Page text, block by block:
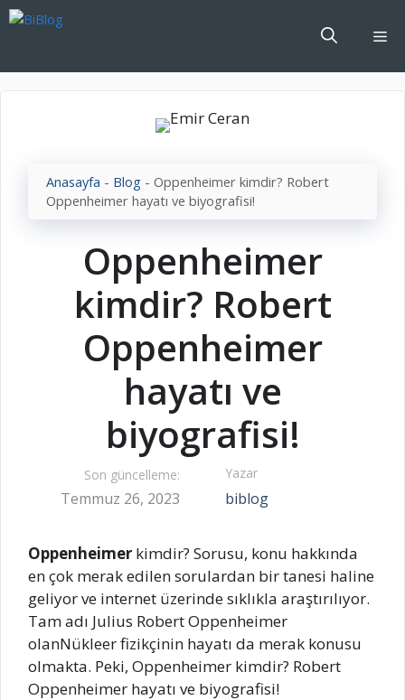
İçeriğe
Anasayfa - Blog - Oppenheimer kimdir? Robert
Oppenheimer hayatı ve biyografisi!
Oppenheimer
kimdir? Robert
Oppenheimer
hayatı ve
biyografisi!
Son güncelleme:
Temmuz 26, 2023
Yazar
biblog
Oppenheimer kimdir? Sorusu, konu hakkında
en çok merak edilen sorulardan bir tanesi haline
geliyor ve internet üzerinde sıklıkla araştırılıyor.
Tam adı Julius Robert Oppenheimer
olanNükleer fizikçinin hayatı da merak konusu
olmakta. Peki, Oppenheimer kimdir? Robert
Oppenheimer hayatı ve biyografisi!